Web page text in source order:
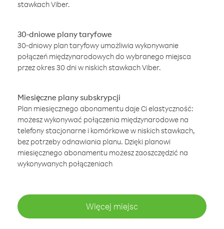
stawkach Viber.
30-dniowe plany taryfowe
30-dniowy plan taryfowy umożliwia wykonywanie
połączeń międzynarodowych do wybranego miejsca
przez okres 30 dni w niskich stawkach Viber.
Miesięczne plany subskrypcji
Plan miesięcznego abonamentu daje Ci elastyczność:
możesz wykonywać połączenia międzynarodowe na
telefony stacjonarne i komórkowe w niskich stawkach,
bez potrzeby odnawiania planu. Dzięki planowi
miesięcznego abonamentu możesz zaoszczędzić na
wykonywanych połączeniach
Więcej miejsc